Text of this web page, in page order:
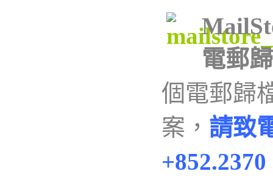
電郵
個電郵歸
案， 請致
+852.2370